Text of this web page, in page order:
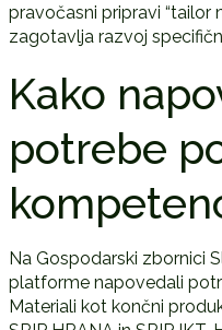
pravočasni pripravi “tailor
zagotavlja razvoj
Kako
potrebe
Na Gospodarski zbornici
platforme napovedali
Materiali kot končni